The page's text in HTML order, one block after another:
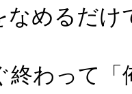
なめるだ
終わって「